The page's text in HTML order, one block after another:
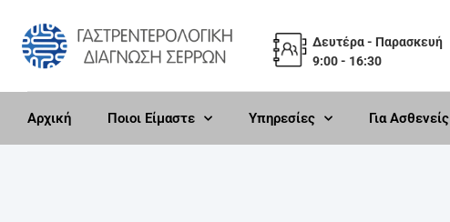
Δευτέρα - Παρασκευή
9:00 - 16:30
Αρχική Ποιοι Είμαστε Υπηρεσίες Για Ασθενείς